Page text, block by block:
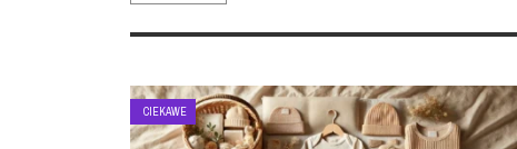
CIEKAWE